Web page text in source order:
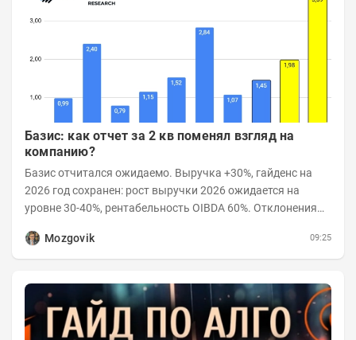
Базис: как отчет за 2 кв поменял взгляд на
компанию?
Базис отчитался ожидаемо. Выручка +30%, гайденс на
2026 год сохранен: рост выручки 2026 ожидается на
уровне 30-40%, рентабельность OIBDA 60%. Отклонения
Mozgovik
09:25